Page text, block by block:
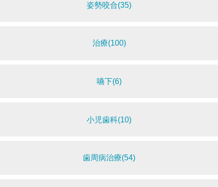
姿勢咬合(35)
治療(100)
嚥下(6)
小児歯科(10)
歯周病治療(54)